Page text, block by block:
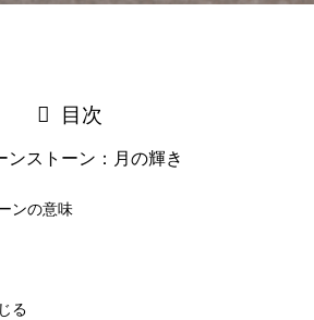
目次
ンストーン：月の輝き
ンの意味
る